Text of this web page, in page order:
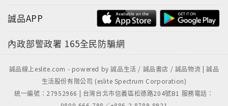
誠品APP
內政部警政署 165全民防騙網
誠品線上eslite.com - powered by 誠品生活 / 誠品書店 / 誠品物流 | 誠品
生活股份有限公司 (eslite Spectrum Corporation)
統一編號：27952966 | 台灣台北市信義區松德路204號B1 服務電話：